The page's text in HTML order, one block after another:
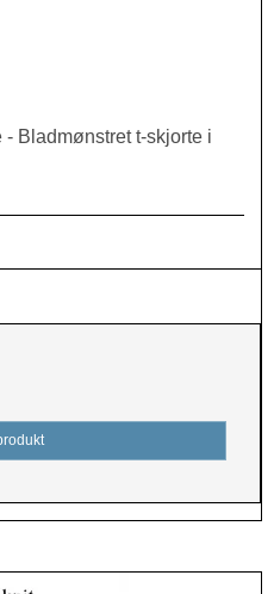
Bladmønstret t-skjorte i